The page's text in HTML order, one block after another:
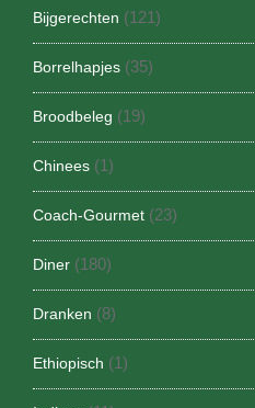
Bijgerechten (121)
Borrelhapjes (35)
Broodbeleg (19)
Chinees (1)
Coach-Gourmet (23)
Diner (180)
Dranken (8)
Ethiopisch (1)